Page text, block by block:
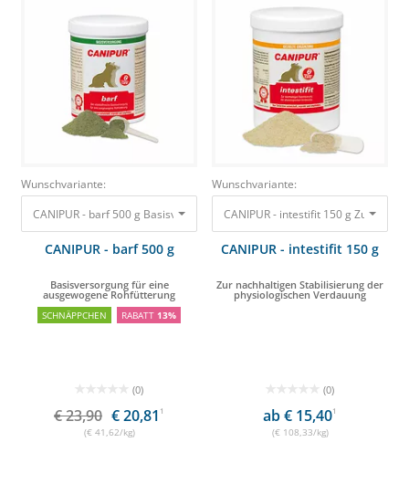
Wunschvariante:
CANIPUR - barf 500 g Basisversorgung für eine ausgewogene
CANIPUR - barf 500 g
Basisversorgung für eine
ausgewogene Rohfütterung
SCHNÄPPCHEN RABATT 13%
(0)
€ 23,90 € 20,81 1
(€ 41,62/kg)
Wunschvariante:
CANIPUR - intestifit 150 g Zur
CANIPUR - intestifit 150 g
Zur nachhaltigen Stabilisierung der
physiologischen Verdauung
(0)
ab € 15,401
(€ 108,33/kg)